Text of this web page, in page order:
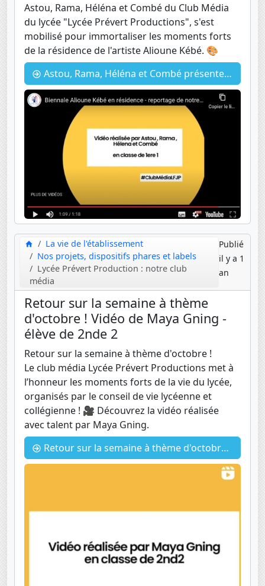
Astou, Rama, Héléna et Combé du Club Média
du lycée "Lycée Prévert Productions", s'est
mobilisé pour immortaliser les moments forts
de la résidence de l'artiste Alioune Kébé. 🎨
Astou, Rama, Héléna et Combé présentent l'artiste Alioune Kébé au lycée pour la Biennale
La vie de l'établissement
Nos projets, dispositifs phares et labels
Lycée Prévert Production : notre club
média
Publié
il y a 1
an
Retour sur la semaine à thème
d'octobre ! Vidéo de Maya Gning -
élève de 2nde 2
Retour sur la semaine à thème d'octobre !
Le club média Lycée Prévert Productions met à
l’honneur les moments forts de la vie du lycée,
organisés par le conseil de vie lycéenne et
collégienne ! 🎥 Découvrez la vidéo réalisée
avec talent par Maya Gning.
Retour sur la semaine à thème d'octobre ! Vidéo de Maya Gning - élève de 2nde 2